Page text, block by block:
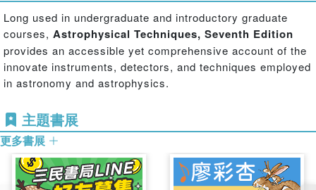
Long used in undergraduate and introductory graduate
courses, Astrophysical Techniques, Seventh Edition
provides an accessible yet comprehensive account of the
innovate instruments, detectors, and techniques employed
in astronomy and astrophysics.
主題書展
更多書展